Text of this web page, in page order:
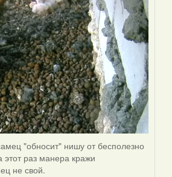
"обносит" нишу от бесполезно
раз манера кражи
не свой.